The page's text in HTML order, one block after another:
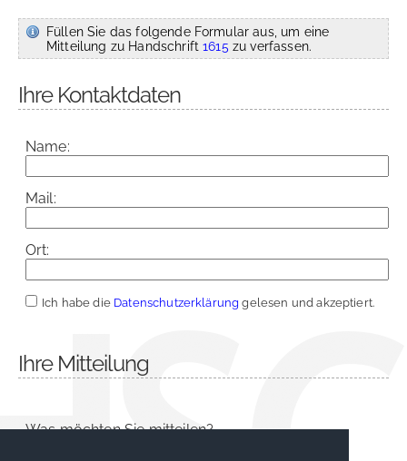
Füllen Sie das folgende Formular aus, um eine
Mitteilung zu Handschrift1615 zu verfassen.
Ihre Kontaktdaten
Name:
Mail:
Ort:
Ich habe die Datenschutzerklärung gelesen und akzeptiert.
Ihre Mitteilung
Was möchten Sie mitteilen?